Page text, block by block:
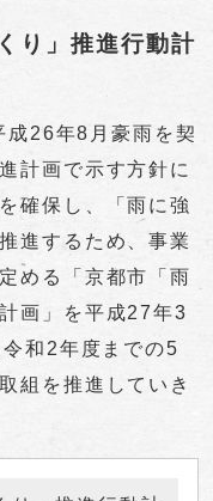
り」推進行動計
26年8月豪雨を契
計画で示す方針に
確保し、「雨に強
進するため、事業
める「京都市「雨
画」を平成27年3
和2年度までの5
組を推進していき